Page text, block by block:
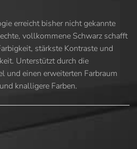
erreicht bisher nicht gekannte
vollkommene Schwarz schafft
stärkste Kontraste und
Unterstützt durch die
und einen erweiterten Farbraum
knalligere Farben.